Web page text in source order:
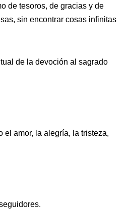
de tesoros, de gracias y de
sin encontrar cosas infinitas
de la devoción al sagrado
el amor, la alegría, la tristeza,